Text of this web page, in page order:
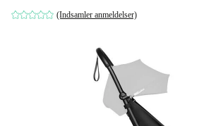
(Indsamler anmeldelser)